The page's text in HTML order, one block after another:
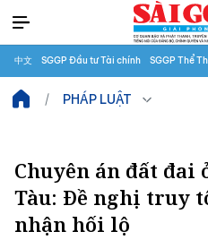
中文 SGGP Đầu tư Tài chính SGGP Thể
PHÁP LUẬT
Chuyên án đất đai
Tàu: Đề nghị truy
nhận hối lộ